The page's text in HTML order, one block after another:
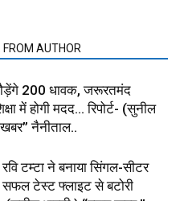
FROM AUTHOR
200 धावक, जरूरतमंद
में होगी मदद… रिपोर्ट- (सुनील
खबर” नैनीताल..
टम्टा ने बनाया सिंगल-सीटर
सफल टेस्ट फ्लाइट से बटोरी